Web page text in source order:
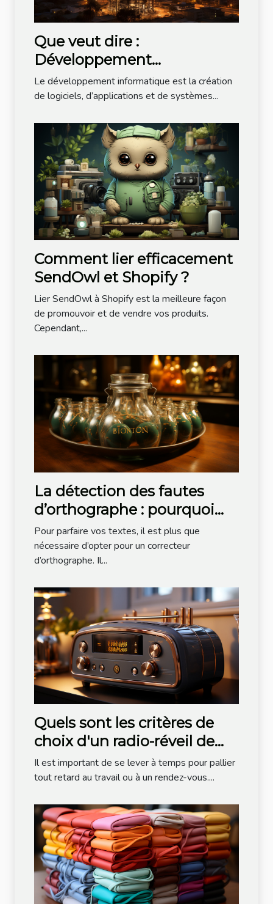
Que veut dire :
Développement
informatique ?
Le développement informatique est la création
de logiciels, d’applications et de systèmes...
Comment lier efficacement
SendOwl et Shopify ?
Lier SendOwl à Shopify est la meilleure façon
de promouvoir et de vendre vos produits.
Cependant,...
La détection des fautes
d’orthographe : pourquoi
opter pour Bonpatron ?
Pour parfaire vos textes, il est plus que
nécessaire d’opter pour un correcteur
d’orthographe. Il...
Quels sont les critères de
choix d'un radio-réveil de
bonne qualité ?
Il est important de se lever à temps pour pallier
tout retard au travail ou à un rendez-vous....